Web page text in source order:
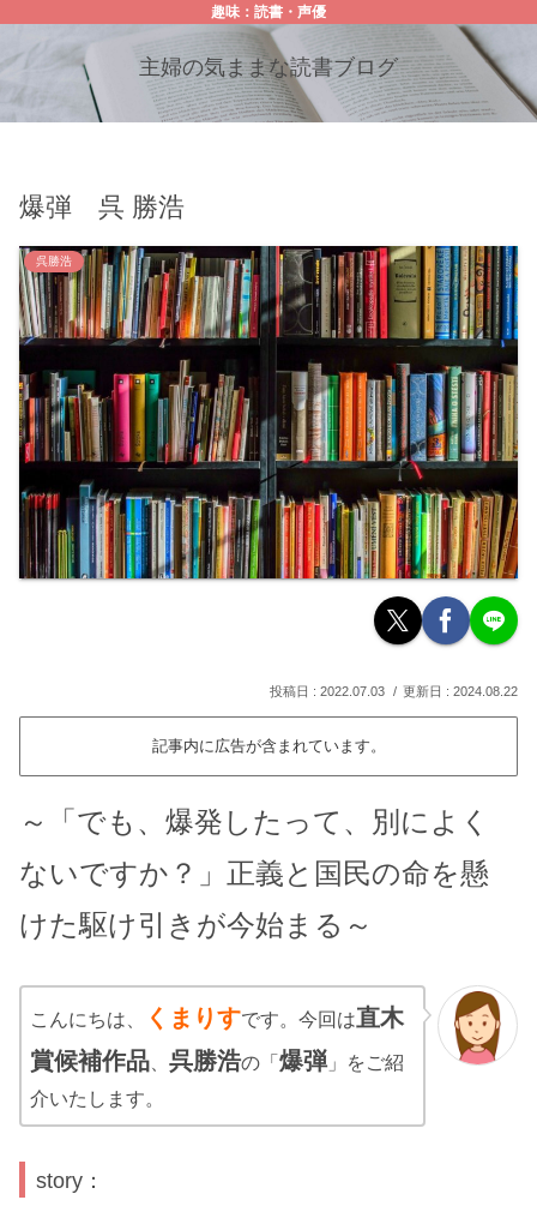
趣味：読書・声優
主婦の気ままな読書ブログ
爆弾 呉 勝浩
呉勝浩
2022.07.03 2024.08.22
記事内に広告が含まれています。
～「でも、爆発したって、別によく
ないですか？」正義と国民の命を懸
けた駆け引きが今始まる～
こんにちは、 くまりすです。今回は直木
賞候補作品
呉勝浩の「 爆弾」をご紹
介いたします。
story：